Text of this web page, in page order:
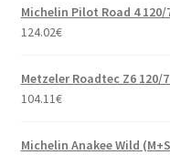
Michelin Pilot Road 4 120/
124.02€
Metzeler Roadtec Z6 120/
104.11€
Michelin Anakee Wild